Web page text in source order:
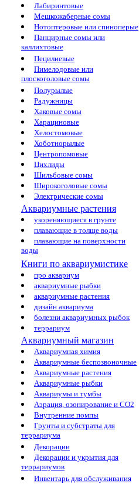
Лабиринтовые
Мешкожаберные сомы
Нотоптеровые или спиноперые
Панцирные сомы или
каллихтовые
Пецилиевые
Пимелодовые или
плоскоголовые сомы
Полурылые
Радужницы
Хаковые сомы
Харациновые
Хелостомовые
Хоботнорылые
Центропомовые
Цихлиды
Шильбовые сомы
Широкоголовые сомы
Электрические сомы
Аквариумные растения
укореняющиеся в грунте
плавающие в толще воды
плавающие на поверхности
воды
Книги по аквариумистике
про аквариум
аквариумные рыбки
аквариумные растения
дизайн аквариума
болезни аквариумных рыбок
террариум
Аквариумный магазин
Аквариумная химия
Аквариумные беспозвоночные
Аквариумные растения
Аквариумные рыбки
Аквариумы и тумбы
Аэрация, озонирование и CO2
Внутренние помпы
Грунты и субстраты для
террариума
Декорации
Декорации и укрытия для
террариумов
Инвентарь для обслуживания